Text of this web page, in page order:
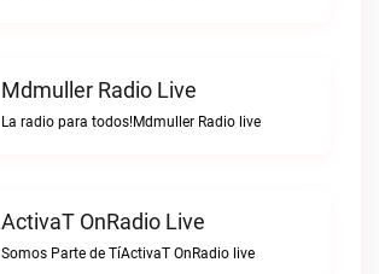
Mdmuller Radio Live
La radio para todos!Mdmuller Radio live
ActivaT OnRadio Live
Somos Parte de TíActivaT OnRadio live